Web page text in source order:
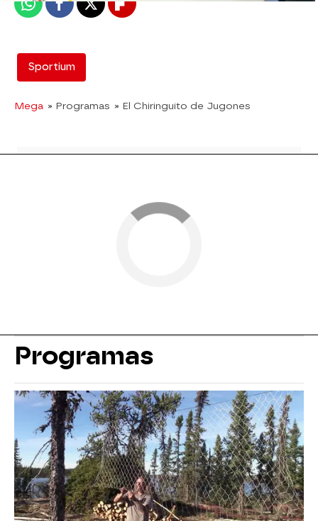
WhatsappFacebook
X Flipboard
Sportium
Mega » Programas » El Chiringuito de Jugones
Programas